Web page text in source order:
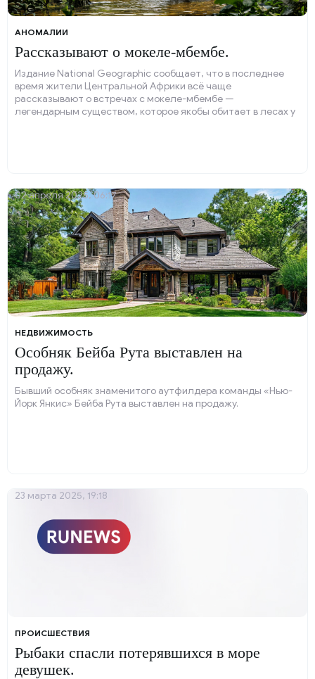
АНОМАЛИИ
Рассказывают о мокеле-мбембе.
Издание National Geographic сообщает, что в последнее
время жители Центральной Африки всё чаще
рассказывают о встречах с мокеле-мбембе —
легендарным существом, которое якобы обитает в лесах у
НЕДВИЖИМОСТЬ
Особняк Бейба Рута выставлен на
продажу.
Бывший особняк знаменитого аутфилдера команды «Нью-
Йорк Янкис» Бейба Рута выставлен на продажу.
02 апреля 2025, 06:17
ПРОИСШЕСТВИЯ
Рыбаки спасли потерявшихся в море
девушек.
23 марта 2025, 19:18